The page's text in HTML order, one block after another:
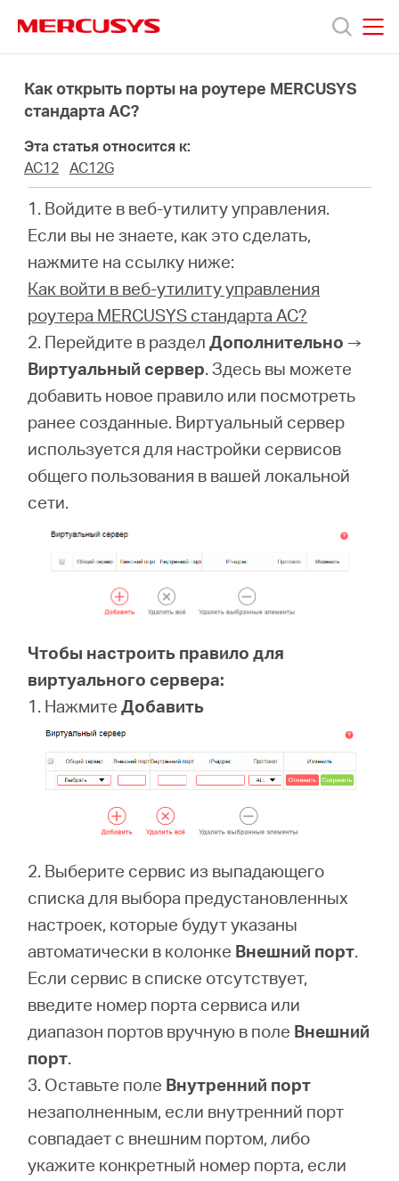
navigation
Модели
компании
купить
Казахстан
Как открыть порты на роутере MERCUSYS
стандарта AC?
Эта статья относится к:
AC12
AC12G
1. Войдите в веб-утилиту управления.
Если вы не знаете, как это сделать,
нажмите на ссылку ниже:
Как войти в веб-утилиту управления
роутера MERCUSYS стандарта АС?
2. Перейдите в разделДополнительно →
Виртуальный сервер. Здесь вы можете
добавить новое правило или посмотреть
ранее созданные. Виртуальный сервер
используется для настройки сервисов
общего пользования в вашей локальной
сети.
Чтобы настроить правило для
виртуального сервера:
1. НажмитеДобавить
2. Выберите сервис из выпадающего
списка для выбора предустановленных
настроек, которые будут указаны
автоматически в колонке Внешний порт.
Если сервис в списке отсутствует,
введите номер порта сервиса или
диапазон портов вручную в поле Внешний
порт.
3. Оставьте поле Внутренний порт
незаполненным, если внутренний порт
совпадает с внешним портом, либо
укажите конкретный номер порта, если